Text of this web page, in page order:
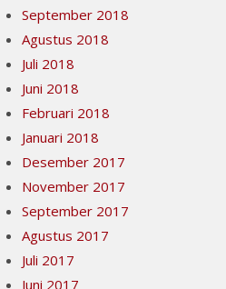
September 2018
Agustus 2018
Juli 2018
Juni 2018
Februari 2018
Januari 2018
Desember 2017
November 2017
September 2017
Agustus 2017
Juli 2017
Juni 2017